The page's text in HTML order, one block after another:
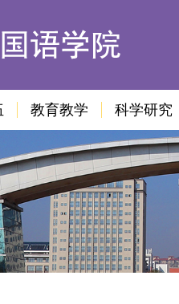
教育教学 科学研究